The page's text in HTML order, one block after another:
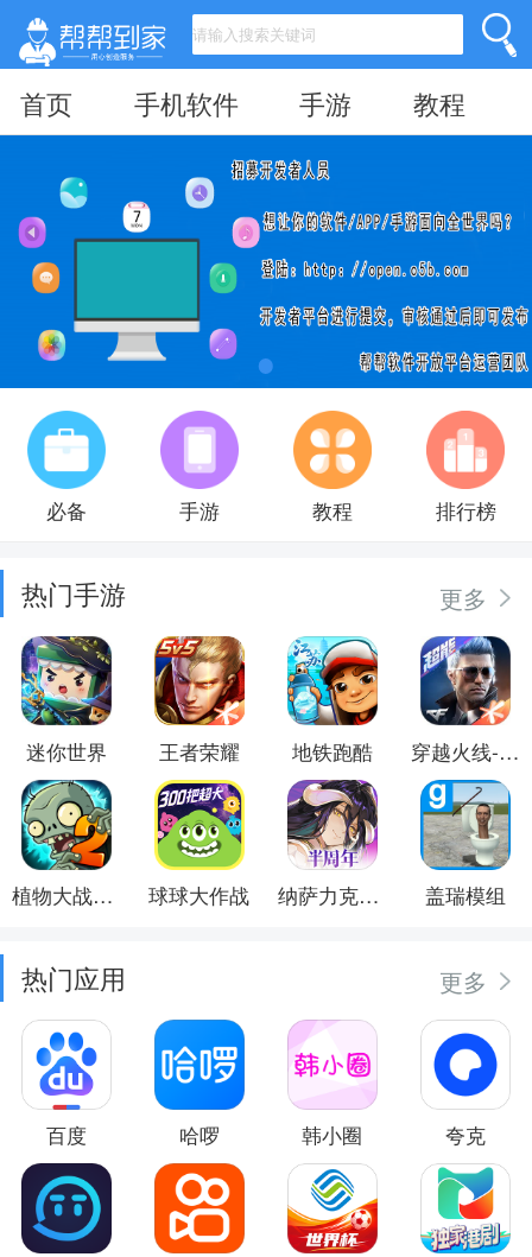
首页 手机软件 手游 教程
必备 手游 教程 排行榜
热门手游 更多
迷你世界 王者荣耀 地铁跑酷 穿越火线-枪战王者
植物大战僵尸2 球球大作战 纳萨力克之王 盖瑞模组
热门应用 更多
百度 哈啰 韩小圈 夸克